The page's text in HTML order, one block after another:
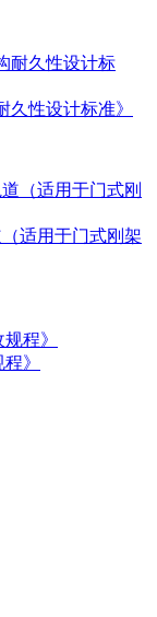
久性设计标准》
适用于门式刚架
》